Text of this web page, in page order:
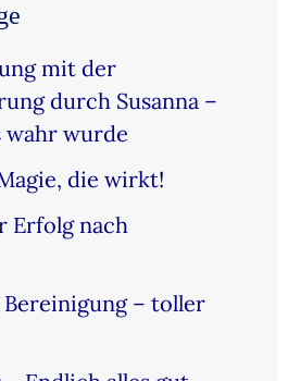
mit der
durch Susanna –
wahr wurde
die wirkt!
Erfolg nach
– toller